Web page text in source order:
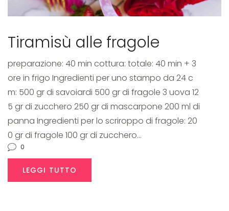
Tiramisù alle fragole
preparazione: 40 min cottura: totale: 40 min + 3
ore in frigo Ingredienti per uno stampo da 24 c
m: 500 gr di savoiardi 500 gr di fragole 3 uova 12
5 gr di zucchero 250 gr di mascarpone 200 ml di
panna Ingredienti per lo scriroppo di fragole: 20
0 gr di fragole 100 gr di zucchero…
0
LEGGI TUTTO